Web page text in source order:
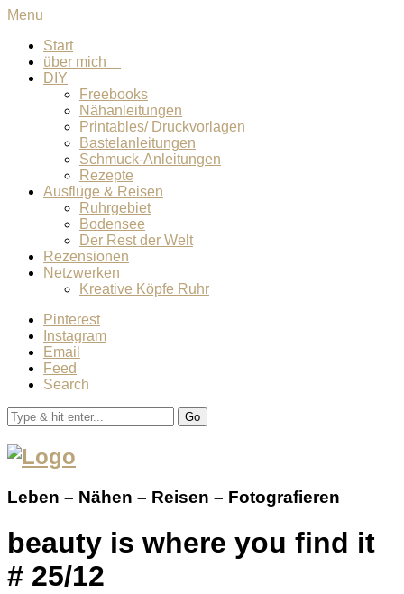
Menu
Start
über mich
DIY
Freebooks
Nähanleitungen
Printables/ Druckvorlagen
Bastelanleitungen
Schmuck-Anleitungen
Rezepte
Ausflüge & Reisen
Ruhrgebiet
Bodensee
Der Rest der Welt
Rezensionen
Netzwerken
Kreative Köpfe Ruhr
Pinterest
Instagram
Email
Feed
Search
Go
Leben – Nähen – Reisen – Fotografieren
beauty is where you find it
# 25/12